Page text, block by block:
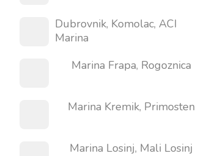
Dubrovnik, Komolac, ACI
Marina
Marina Frapa, Rogoznica
Marina Kremik, Primosten
Marina Losinj, Mali Losinj